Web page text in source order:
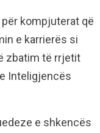
kompjuterat që
e karrierës si
zbatim të rrjetit
Inteligjencës
e shkencës